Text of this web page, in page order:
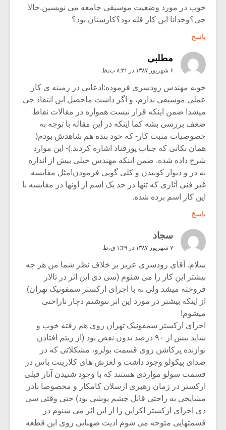
خوب در مورد وضعیت موسیقی جامعه می نویسین.حالا
چی؟وجدانا این کار قله بود؟کارستان بود؟
پاسخ
مطلبی
۶ شهریور ۱۳۸۷ در ۸:۳۱ ب٫ظ
خوبه مهندس رودسری فرموده:ادعایی در زمینه ی کار
عملی موسیقی ندارم، و اگر داشت ماحصل این انتقاد چی
میشد! ضمن اینکه قرار نیست همواره در مقالات نقاط
ضعف بررسی بشه کما اینکه در این مقاله با توجه به
خصوصیات مثبت کار- که خود بنده هم شاهدش بودم(
همان نکاتی که جناب پورقناد اشاره کردند.)- این موارد
شرح داده شده. ضمن اینکه مهندس خیلی بیش از اندازه
به در و دیوار کوبیدن و کلی گویی فرمودن!مثل مقایسه
غیر فنی آثاری که تنها در حد یک اسم از اونها در مقایسه با
این کار اسم برده شده.
پاسخ
سجاد
۷ شهریور ۱۳۸۷ در ۱:۴۹ ق٫ظ
سلام. آقای رودسری عزیز بر خلاف نظر شما من هر چه
بیشتر این کار را می شنوم (سی دی این اثر در تالار
فروخته میشد ولی نه با اجرای ارکستر سمفونیک تهران)
از اینکه بیشتر در مورد این اثر ننوشتم دچار ناراحتی
میشوم!
اجرای ارکستر سمفونیک تهران روی هم رفته خوب و
شاید بیش از ۹۰ درصد بدون نقص بود (از ریتم افتادن
نوازنده پرکاشن روی قسمت بولرو، مشکلاتی که در
صدای پیکولو وجود داشت و لغزش های کلارینت باس در
قسمت سولو مواردی هستند که با وجود شنیدن آثار قبلی
ارکستر در زمان رهبری ارسلان کامکار و مخصوصا نادر
مشایخی به راحتی قابل چشم پوشی بود) حتی وقتی سی
دی اجرای ارکستر اکراین را از این اثر می شنوم در
قسمتهایی متوجه می شوم ادیت صهبایی روی این قطعه